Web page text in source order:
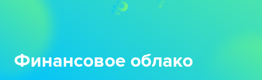
Финансовое облако